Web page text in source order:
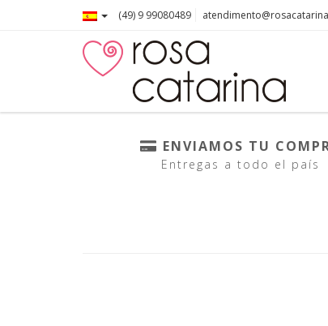
(49) 9 99080489
ENVIAMOS TU
Entregas a todo el país